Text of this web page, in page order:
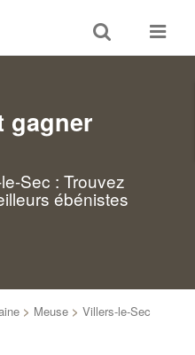
Toggle
search
Toggle
gagner
Sec : Trouvez
ébénistes
> Meuse > Villers-le-Sec